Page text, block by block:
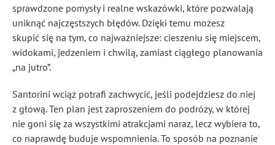
sprawdzone pomysły i realne wskazówki, które pozwalają
uniknąć najczęstszych błędów. Dzięki temu możesz
skupić się na tym, co najważniejsze: cieszeniu się miejscem,
widokami, jedzeniem i chwilą, zamiast ciągłego planowania
„na jutro”.
Santorini wciąż potrafi zachwycić, jeśli podejdziesz do niej
z głową. Ten plan jest zaproszeniem do podróży, w której
nie goni się za wszystkimi atrakcjami naraz, lecz wybiera to,
co naprawdę buduje wspomnienia. To sposób na poznanie